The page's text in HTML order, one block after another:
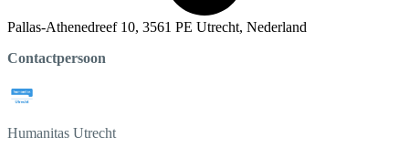
Pallas-Athenedreef 10, 3561 PE Utrecht, Nederland
Contactpersoon
Humanitas Utrecht